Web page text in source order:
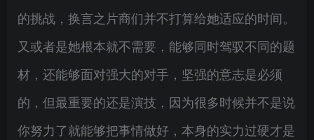
的挑战，换言之片商们并不打算给她适应的时间。
又或者是她根本就不需要，能够同时驾驭不同的题
材，还能够面对强大的对手，坚强的意志是必须
的，但最重要的还是演技，因为很多时候并不是说
你努力了就能够把事情做好，本身的实力过硬才是